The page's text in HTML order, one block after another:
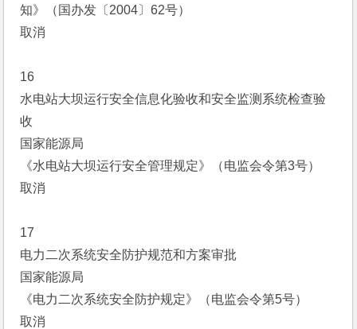
知》（国办发〔2004〕62号）
取消
16
水电站大坝运行安全信息化验收和安全监测系统检查验
收
国家能源局
《水电站大坝运行安全管理规定》（电监会令第3号）
取消
17
电力二次系统安全防护规范和方案审批
国家能源局
《电力二次系统安全防护规定》（电监会令第5号）
取消